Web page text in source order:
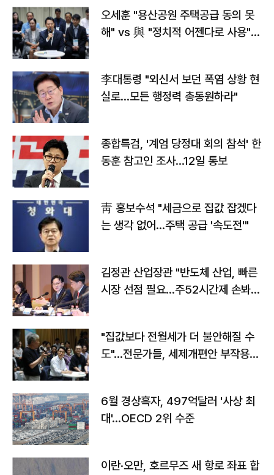
오세훈 "용산공원 주택공급 동의 못
해" vs 與 "정치적 어젠다로 사용"
李대통령 "외신서 보던 폭염 상황 현
실로…모든 행정력 총동원하라"
종합특검, '계엄 당정대 회의 참석' 한
동훈 참고인 조사...12일 통보
靑 홍보수석 "세금으로 집값 잡겠다
는 생각 없어…주택 공급 '속도전'"
김정관 산업장관 "반도체 산업, 빠른
시장 선점 필요…주52시간제 손봐
"집값보다 전월세가 더 불안해질 수
도"…전문가들, 세제개편안 부작용
6월 경상흑자, 497억달러 '사상 최
대'…OECD 2위 수준
이란·오만, 호르무즈 새 항로 좌표 합